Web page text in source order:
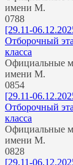
имени М.
0788
[29.11-
Отборочный
класса
Официальные
имени М.
0854
[29.11-
Отборочный
класса
Официальные
имени М.
0828
[29.11-